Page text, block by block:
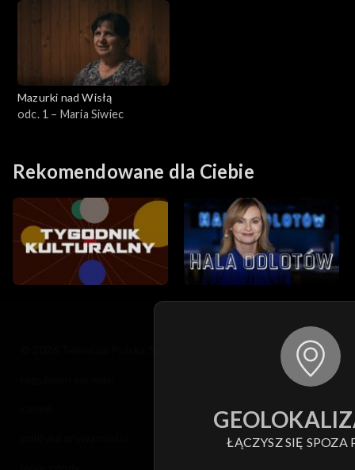
Mazurki nad Wisłą
odc. 1 – Maria Siwiec
Rekomendowane dla Ciebie
ŁĄCZYSZ SIĘ SPOZA